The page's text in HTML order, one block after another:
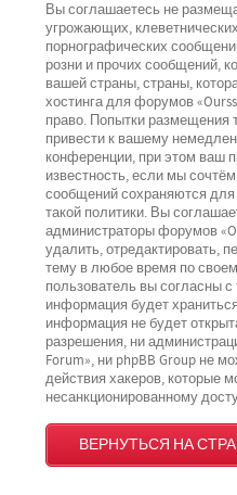
Вы соглашаетесь не
угрожающих,
порнографических
розни и прочих сообщений,
вашей страны, страны,
хостинга для форумов
право. Попытки размещения
привести к вашему
конференции, при этом ваш
известность, если мы
сообщений сохраняются
такой политики. Вы
администраторы форумов
удалить, отредактировать,
тему в любое время по
пользователь вы согласны
информация будет
информация не будет
разрешения, ни
Forum», ни phpBB Group не
действия хакеров, которые
несанкционированному
ВЕРНУТЬСЯ НА